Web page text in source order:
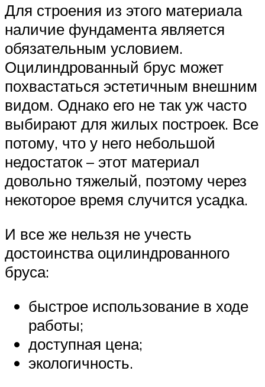
Для строения из этого материала
наличие фундамента является
обязательным условием.
Оцилиндрованный брус может
похвастаться эстетичным внешним
видом. Однако его не так уж часто
выбирают для жилых построек. Все
потому, что у него небольшой
недостаток – этот материал
довольно тяжелый, поэтому через
некоторое время случится усадка.
И все же нельзя не учесть
достоинства оцилиндрованного
бруса:
быстрое использование в ходе
работы;
доступная цена;
экологичность.